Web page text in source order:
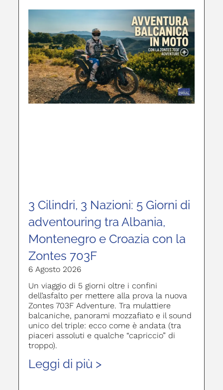
3 Cilindri, 3 Nazioni: 5 Giorni di
adventouring tra Albania,
Montenegro e Croazia con la
Zontes 703F
6 Agosto 2026
Un viaggio di 5 giorni oltre i confini
dell’asfalto per mettere alla prova la nuova
Zontes 703F Adventure. Tra mulattiere
balcaniche, panorami mozzafiato e il sound
unico del triple: ecco come è andata (tra
piaceri assoluti e qualche “capriccio” di
troppo).
Leggi di più >